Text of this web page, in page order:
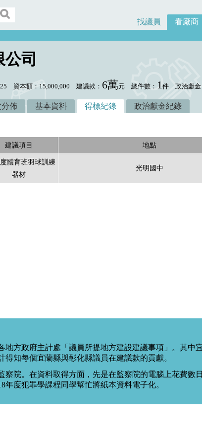
找議員 看廠商
司
資本額：15,000,000 建議款： 6萬元 總件數： 1件 政治獻
佈 基本資料 得標紀錄 政治獻金紀錄
建議項目 地點
體育班羽球訓練
器材
光明國中
地方政府主計處「議員所提地方建設建議事項」。其
知每個宜蘭縣與彰化縣議員在建議款的貢獻。
察院。在資料取得方面，先是在監察院的電腦上花費數
年度犯罪學課程同學幫忙將紙本資料電子化。